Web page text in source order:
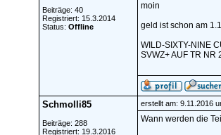
Beiträge: 40
Registriert: 15.3.2014
Status: Offline
moin
geld ist schon am
WILD-SIXTY-NINE
SVWZ+ AUF TR
Schmolli85
Beiträge: 288
Registriert: 19.3.2016
erstellt am: 9.11.2016
Wann werden die